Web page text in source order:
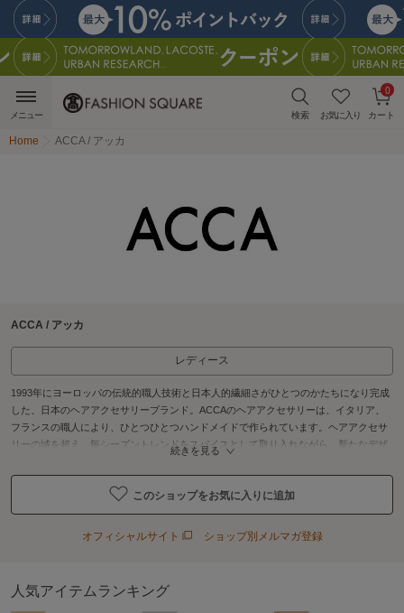
検索 お気に入り カート
0
メニュー
Home ACCA / アッカ
ACCA / アッカ
レディース
1993年にヨーロッパの伝統的職人技術と日本人的繊細さがひとつのかたちになり完成
した、日本のヘアアクセサリーブランド。ACCAのヘアアクセサリーは、イタリア、
フランスの職人により、ひとつひとつハンドメイドで作られています。ヘアアクセサ
リーの域を超え、毎シーズントレンドをスパイスとして取り入れながら、新たなデザ
続きを見る
このショップをお気に入りに追加
オフィシャルサイト ショップ別メルマガ登録
人気アイテムランキング